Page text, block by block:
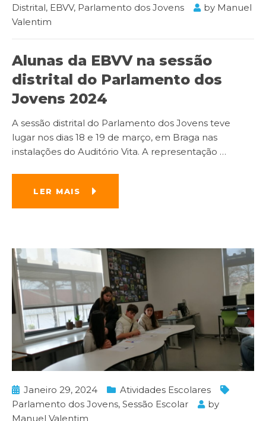
Distrital, EBVV, Parlamento dos Jovens by Manuel
Valentim
Alunas da EBVV na sessão
distrital do Parlamento dos
Jovens 2024
A sessão distrital do Parlamento dos Jovens teve
lugar nos dias 18 e 19 de março, em Braga nas
instalações do Auditório Vita. A representação …
LER MAIS
Janeiro 29, 2024
Atividades Escolares
Parlamento dos Jovens, Sessão Escolar
by
Manuel Valentim